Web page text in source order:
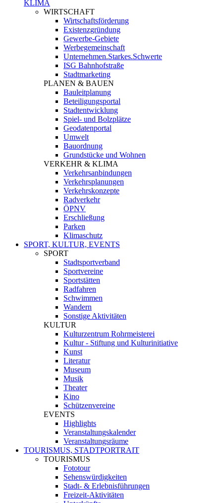
KLIMA
WIRTSCHAFT
Wirtschaftsförderung
Existenzgründung
Gewerbe-Gebiete
Werbegemeinschaft
Unternehmen.Starkes.Schwerte
ISG Bahnhofstraße
Stadtmarketing
PLANEN & BAUEN
Bauleitplanung
Beteiligungsportal
Stadtentwicklung
Spiel- und Bolzplätze
Geodatenportal
Umwelt
Bauordnung
Grundstücke und Wohnen
VERKEHR & KLIMA
Verkehrsanbindungen
Verkehrsplanungen
Verkehrskonzepte
Radverkehr
ÖPNV
Erschließung
Parken
Klimaschutz
SPORT, KULTUR, EVENTS
SPORT
Stadtsportverband
Sportvereine
Sportstätten
Radfahren
Schwimmen
Wandern
Sonstige Aktivitäten
KULTUR
Kulturzentrum Rohrmeisterei
Kultur - Stiftung und Kulturinitiative
Kunst
Literatur
Museum
Musik
Theater
Kino
Schützenvereine
EVENTS
Highlights
Veranstaltungskalender
Veranstaltungsräume
TOURISMUS, STADTPORTRAIT
TOURISMUS
Fototour
Sehenswürdigkeiten
Stadt- & Erlebnisführungen
Freizeit-Aktivitäten